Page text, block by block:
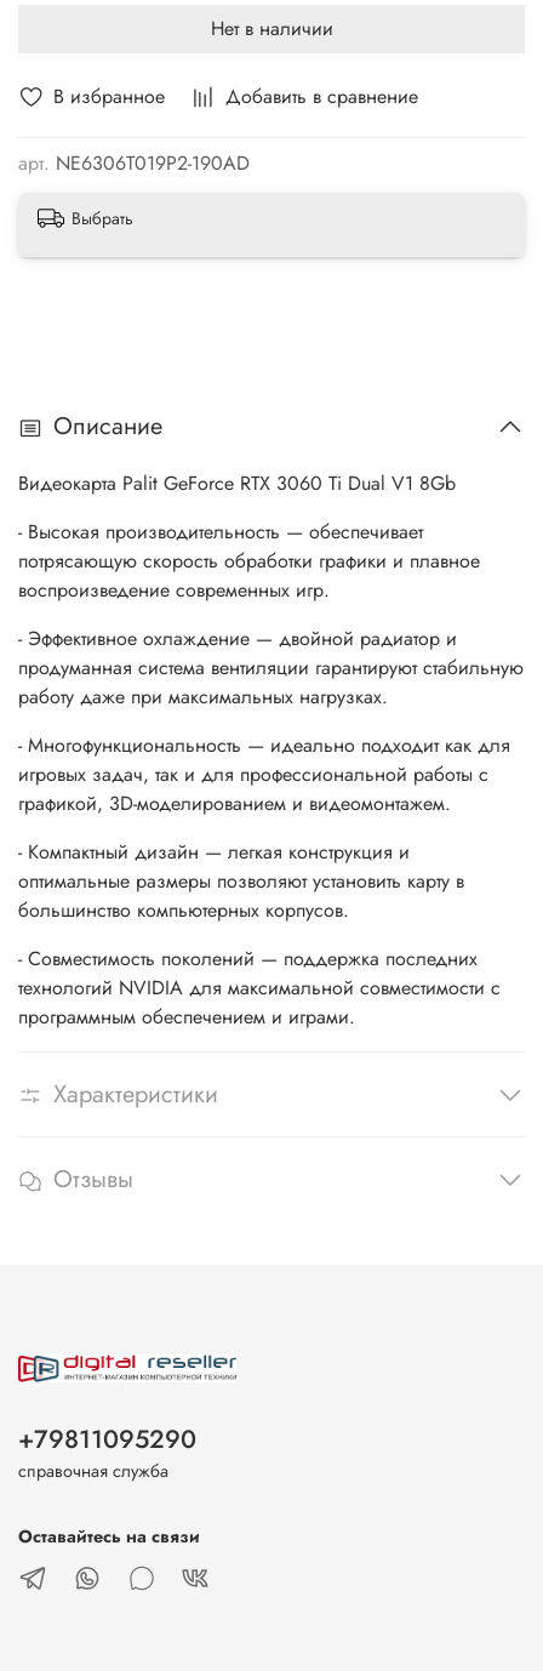
В избранное Добавить в сравнение
арт. NE6306T019P2-190AD
Нет в наличии
Выбрать
Описание
Видеокарта Palit GeForce RTX 3060 Ti Dual V1 8Gb
- Высокая производительность — обеспечивает
потрясающую скорость обработки графики и плавное
воспроизведение современных игр.
- Эффективное охлаждение — двойной радиатор и
продуманная система вентиляции гарантируют стабильную
работу даже при максимальных нагрузках.
- Многофункциональность — идеально подходит как для
игровых задач, так и для профессиональной работы с
графикой, 3D-моделированием и видеомонтажем.
- Компактный дизайн — легкая конструкция и
оптимальные размеры позволяют установить карту в
большинство компьютерных корпусов.
- Совместимость поколений — поддержка последних
технологий NVIDIA для максимальной совместимости с
программным обеспечением и играми.
Характеристики
Отзывы
+79811095290
справочная служба
Оставайтесь на связи